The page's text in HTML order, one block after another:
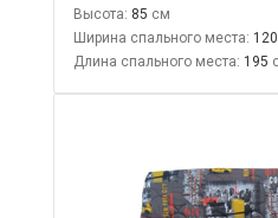
Высота: 85
Ширина спального места: 120
Длина спального места: 195